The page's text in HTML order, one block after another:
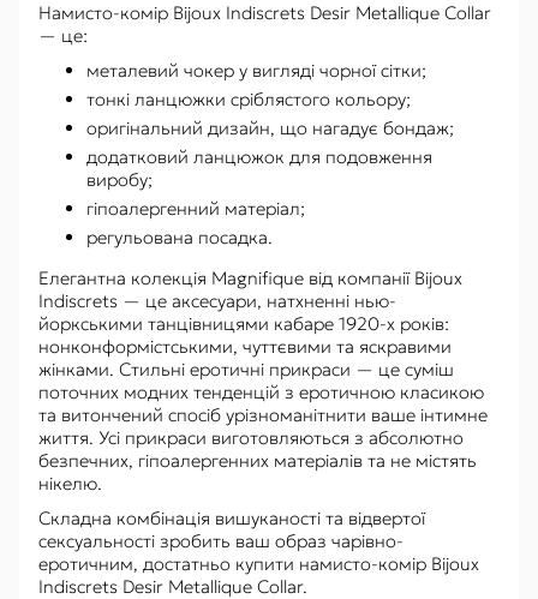
Намисто-комір Bijoux Indiscrets Desir Metallique Collar
— це:
металевий чокер у вигляді чорної сітки;
тонкі ланцюжки сріблястого кольору;
оригінальний дизайн, що нагадує бондаж;
додатковий ланцюжок для подовження
виробу;
гіпоалергенний матеріал;
регульована посадка.
Елегантна колекція Magnifique від компанії Bijoux
Indiscrets — це аксесуари, натхненні нью-
йоркськими танцівницями кабаре 1920-х років:
нонконформістськими, чуттєвими та яскравими
жінками. Стильні еротичні прикраси — це суміш
поточних модних тенденцій з еротичною класикою
та витончений спосіб урізноманітнити ваше інтимне
життя. Усі прикраси виготовляються з абсолютно
безпечних, гіпоалергенних матеріалів та не містять
нікелю.
Складна комбінація вишуканості та відвертої
сексуальності зробить ваш образ чарівно-
еротичним, достатньо купити намисто-комір Bijoux
Indiscrets Desir Metallique Collar.